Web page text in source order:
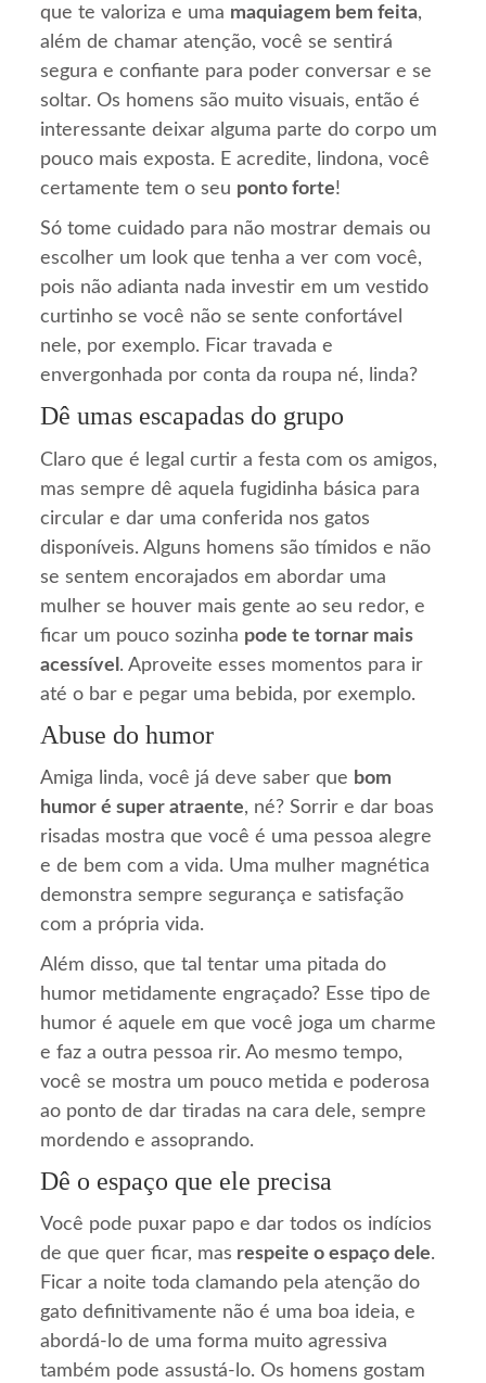
que te valoriza e uma maquiagem bem feita,
além de chamar atenção, você se sentirá
segura e confiante para poder conversar e se
soltar. Os homens são muito visuais, então é
interessante deixar alguma parte do corpo um
pouco mais exposta. E acredite, lindona, você
certamente tem o seu ponto forte!
Só tome cuidado para não mostrar demais ou
escolher um look que tenha a ver com você,
pois não adianta nada investir em um vestido
curtinho se você não se sente confortável
nele, por exemplo. Ficar travada e
envergonhada por conta da roupa né, linda?
Dê umas escapadas do grupo
Claro que é legal curtir a festa com os amigos,
mas sempre dê aquela fugidinha básica para
circular e dar uma conferida nos gatos
disponíveis. Alguns homens são tímidos e não
se sentem encorajados em abordar uma
mulher se houver mais gente ao seu redor, e
ficar um pouco sozinha pode te tornar mais
acessível . Aproveite esses momentos para ir
até o bar e pegar uma bebida, por exemplo.
Abuse do humor
Amiga linda, você já deve saber que bom
humor é super atraente, né? Sorrir e dar boas
risadas mostra que você é uma pessoa alegre
e de bem com a vida. Uma mulher magnética
demonstra sempre segurança e satisfação
com a própria vida.
Além disso, que tal tentar uma pitada do
humor metidamente engraçado? Esse tipo de
humor é aquele em que você joga um charme
e faz a outra pessoa rir. Ao mesmo tempo,
você se mostra um pouco metida e poderosa
ao ponto de dar tiradas na cara dele, sempre
mordendo e assoprando.
Dê o espaço que ele precisa
Você pode puxar papo e dar todos os indícios
de que quer ficar, mas respeite o espaço dele.
Ficar a noite toda clamando pela atenção do
gato definitivamente não é uma boa ideia, e
abordá-lo de uma forma muito agressiva
também pode assustá-lo. Os homens gostam